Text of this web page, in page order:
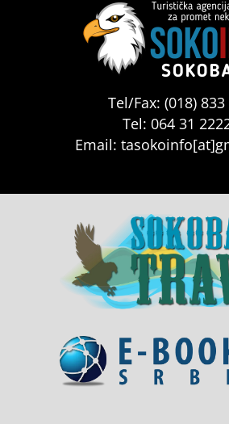
Tel/Fax: (018)
Tel: 064 31
Email: